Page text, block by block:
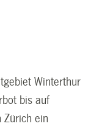
Winterthur
bis auf
Zürich ein